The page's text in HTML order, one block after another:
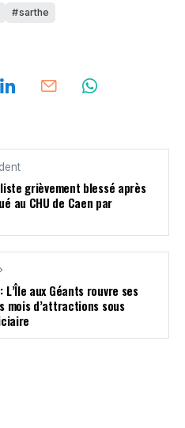
sarthe
grièvement blessé après
au CHU de Caen par
L’Île aux Géants rouvre ses
mois d’attractions sous